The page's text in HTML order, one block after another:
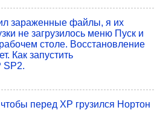
зараженные файлы, я их
не загрузилось меню Пуск и
столе. Восстановление
Как запустить
SP2.
чтобы перед ХР грузился Нортон